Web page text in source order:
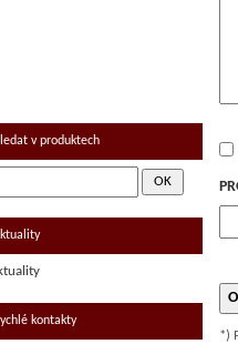
*)
v produktech
kontakty